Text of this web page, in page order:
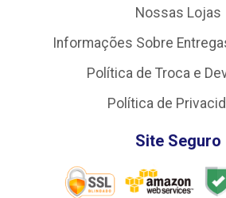
Nossas Lojas
Informações Sobre
Política de Troca e
Política de
Site Seguro